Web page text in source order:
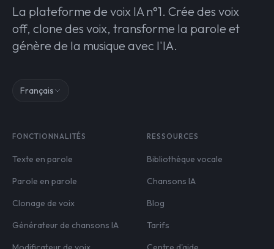
La plateforme de voix IA n°1. Crée des voix
off, clone des voix, transforme la parole et
génère de la musique avec l'IA.
Français
FONCTIONNALITÉS
Texte en parole
Parole en parole
Clonage de voix
Générateur de chansons IA
RESSOURCES
Bibliothèque vocale
Chansons IA
Blog
Tarifs